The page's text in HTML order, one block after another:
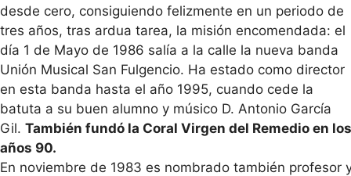
desde cero, consiguiendo felizmente en un periodo de
tres años, tras ardua tarea, la misión encomendada: el
día 1 de Mayo de 1986 salía a la calle la nueva banda
Unión Musical San Fulgencio. Ha estado como director
en esta banda hasta el año 1995, cuando cede la
batuta a su buen alumno y músico D. Antonio García
Gil. También fundó la Coral Virgen del Remedio en los
años 90.
En noviembre de 1983 es nombrado también profesor